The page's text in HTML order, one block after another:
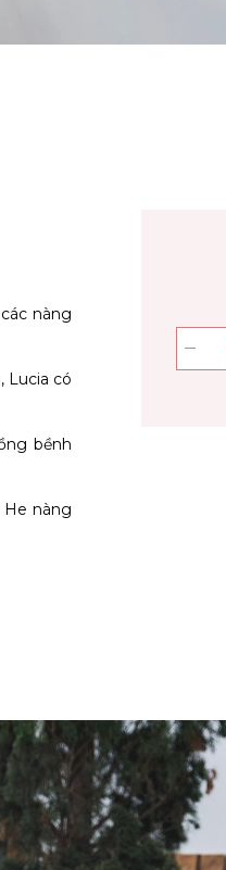
nàng
Lucia có
bềnh
He nàng